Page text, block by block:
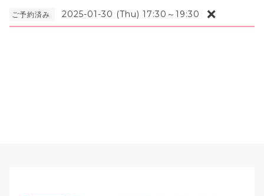
ご予約済み 2025-01-30 (Thu) 17:30～19:30 ❌